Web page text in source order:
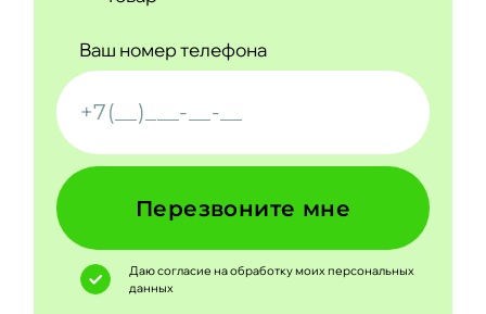
Ваш номер телефона
Перезвоните мне
Даю согласие на обработку моихперсональных
данных